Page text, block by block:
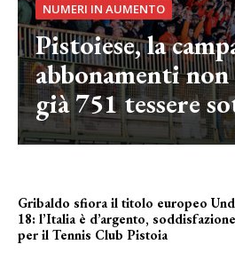
NUMERI IN AUMENTO
Pistoiese, la
abbonamenti
già 751 tessere
Gribaldo sfiora il titolo europeo
18: l’Italia è d’argento, soddisfazione
per il Tennis Club Pistoia